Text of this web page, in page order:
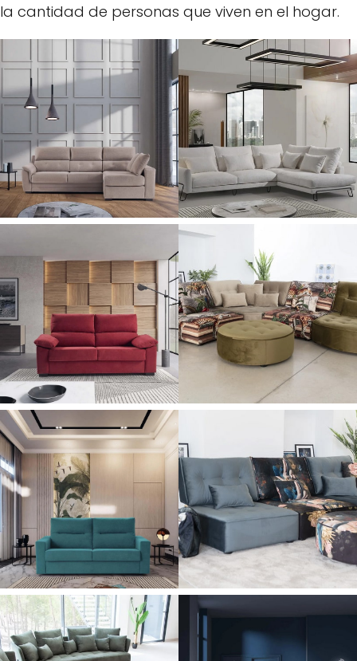
la cantidad de personas que viven en el hogar.